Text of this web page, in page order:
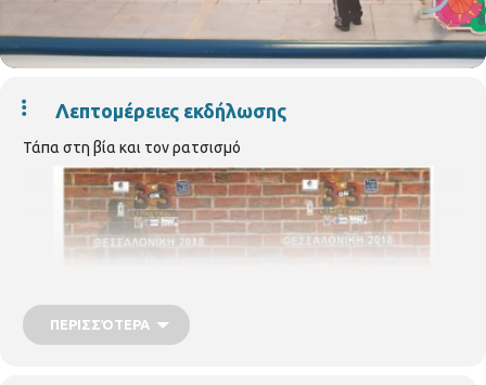
Λεπτομέρειες εκδήλωσης
Τάπα στη βία και τον ρατσισμό
ΠΕΡΙΣΣΌΤΕΡΑ